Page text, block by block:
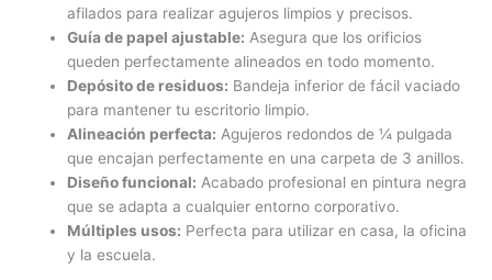
afilados para realizar agujeros limpios y precisos.
Guía de papel ajustable: Asegura que los orificios
queden perfectamente alineados en todo momento.
Depósito de residuos: Bandeja inferior de fácil vaciado
para mantener tu escritorio limpio.
Alineación perfecta: Agujeros redondos de ¼ pulgada
que encajan perfectamente en una carpeta de 3 anillos.
Diseño funcional: Acabado profesional en pintura negra
que se adapta a cualquier entorno corporativo.
Múltiples usos: Perfecta para utilizar en casa, la oficina
y la escuela.